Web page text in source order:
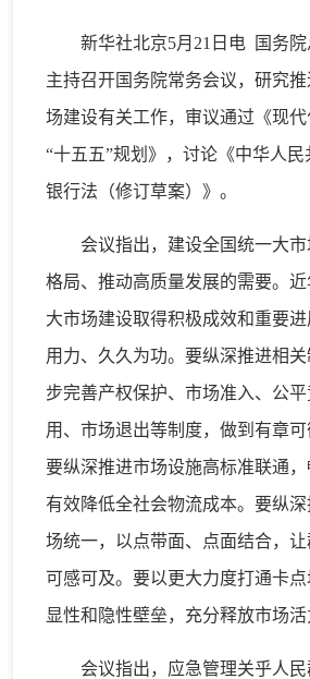
新华社北京5月21日电 国务院
主持召开国务院常务会议，研究
场建设有关工作，审议通过《现
“十五五”规划》，讨论《中华人
银行法（修订草案）》。
会议指出，建设全国统一大
格局、推动高质量发展的需要。
大市场建设取得积极成效和重要
用力、久久为功。要纵深推进相
步完善产权保护、市场准入、公
用、市场退出等制度，做到有章可
要纵深推进市场设施高标准联通，
有效降低全社会物流成本。要纵
场统一，以点带面、点面结合，
可感可及。要以更大力度打通卡
显性和隐性壁垒，充分释放市场活
会议指出，应急管理关乎人